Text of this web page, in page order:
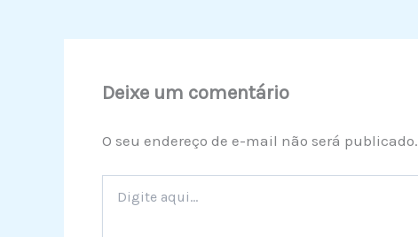
Deixe um comentário
O seu endereço de e-mail não será publicado.
aqui...